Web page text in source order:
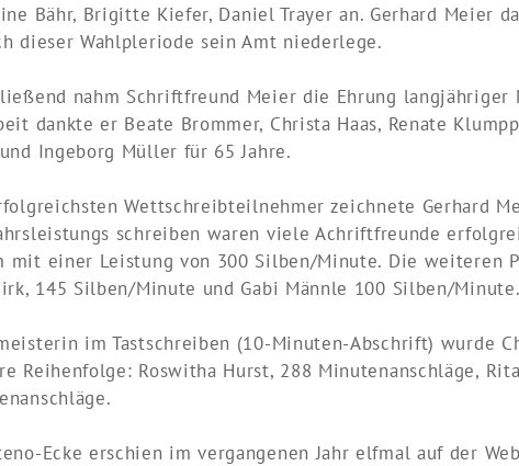
Bähr, Brigitte Kiefer, Daniel Trayer an. Gerhard Meier
dieser Wahlpleriode sein Amt niederlege.
nahm Schriftfreund Meier die Ehrung
dankte er Beate Brommer, Christa Haas, Renate
Ingeborg Müller für 65 Jahre.
Wettschreibteilnehmer zeichnete Gerhard
schreiben waren viele Achriftfreunde
mit einer Leistung von 300 Silben/Minute. Die weiteren
145 Silben/Minute und Gabi Männle 100 Silben/Minute.
im Tastschreiben (10-Minuten-Abschrift) wurde
Reihenfolge: Roswitha Hurst, 288 Minutenanschläge,
Ecke erschien im vergangenen Jahr elfmal auf der